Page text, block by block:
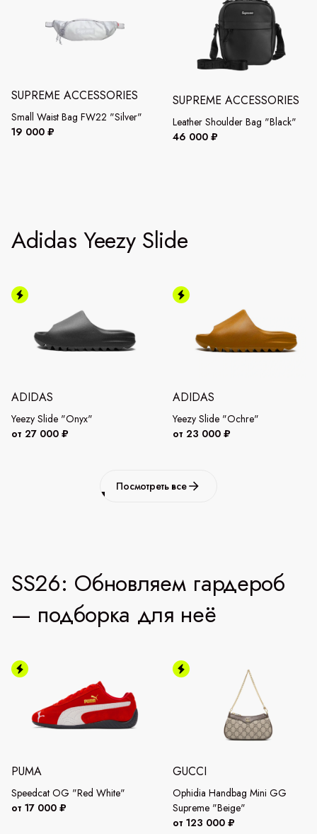
SUPREME ACCESSORIES
Small Waist Bag FW22 "Silver"
19 000 ₽
SUPREME ACCESSORIES
Leather Shoulder Bag "Black"
46 000 ₽
Adidas Yeezy Slide
ADIDAS
Yeezy Slide "Onyx"
от 27 000 ₽
ADIDAS
Yeezy Slide "Ochre"
от 23 000 ₽
Посмотреть все
SS26: Обновляем гардероб
— подборка для неё
PUMA
Speedcat OG "Red White"
от 17 000 ₽
GUCCI
Ophidia Handbag Mini GG
Supreme "Beige"
от 123 000 ₽